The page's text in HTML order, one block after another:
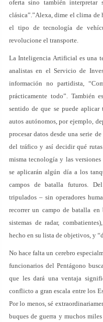
oferta sino también interpretar
clásica”.”Alexa, dime el clima de
el tipo de tecnología de
revolucione el transporte.
La Inteligencia Artificial es una
analistas en el Servicio de
información no partidista,
prácticamente todo”. También
sentido de que se puede
autos autónomos, por ejemplo,
procesar datos desde una serie
del tráfico y así decidir qué
misma tecnología y las
se aplicarán algún día a los
campos de batalla futuros.
tripulados – sin operadores
recorrer un campo de batalla en
sistemas de radar,
hecho en su lista de objetivos, y
No hace falta un cerebro
funcionarios del Pentágono
que les dará una ventaja
conflicto a gran escala entre los
Por lo menos, sé
buques de guerra y muchos